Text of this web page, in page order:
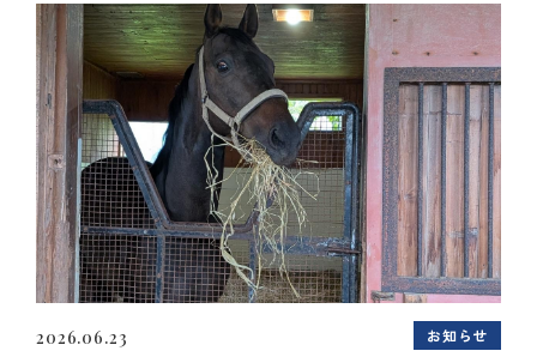
2026.06.23 お知らせ